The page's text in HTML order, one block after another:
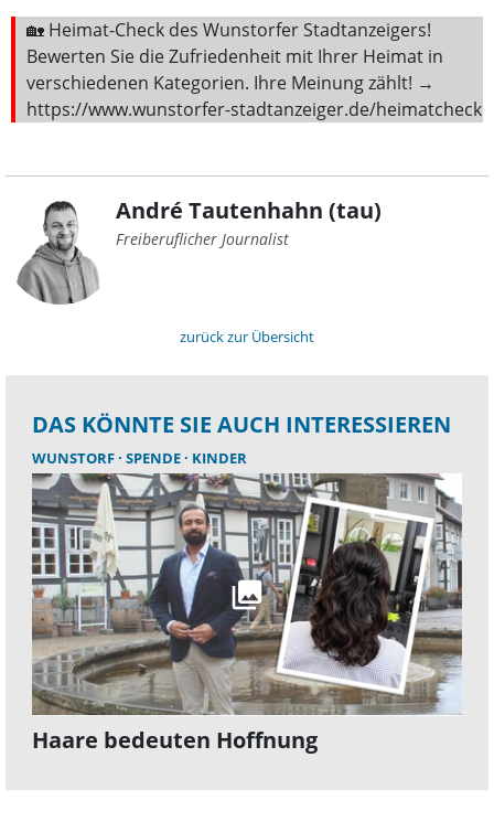
🏡 Heimat-Check des Wunstorfer Stadtanzeigers!
Bewerten Sie die Zufriedenheit mit Ihrer Heimat in
verschiedenen Kategorien. Ihre Meinung zählt! →
https://www.wunstorfer-stadtanzeiger.de/heimatcheck
André Tautenhahn (tau)
Freiberuflicher Journalist
zurück zur Übersicht
DAS KÖNNTE SIE AUCH INTERESSIEREN
WUNSTORF SPENDE KINDER
Haare bedeuten Hoffnung